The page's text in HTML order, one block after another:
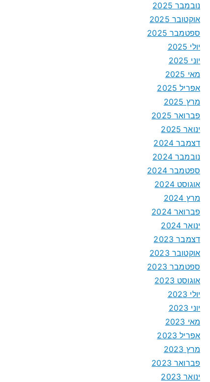
נובמבר 2025
אוקטובר 2025
ספטמבר 2025
יולי 2025
יוני 2025
מאי 2025
אפריל 2025
מרץ 2025
פברואר 2025
ינואר 2025
דצמבר 2024
נובמבר 2024
ספטמבר 2024
אוגוסט 2024
מרץ 2024
פברואר 2024
ינואר 2024
דצמבר 2023
אוקטובר 2023
ספטמבר 2023
אוגוסט 2023
יולי 2023
יוני 2023
מאי 2023
אפריל 2023
מרץ 2023
פברואר 2023
ינואר 2023